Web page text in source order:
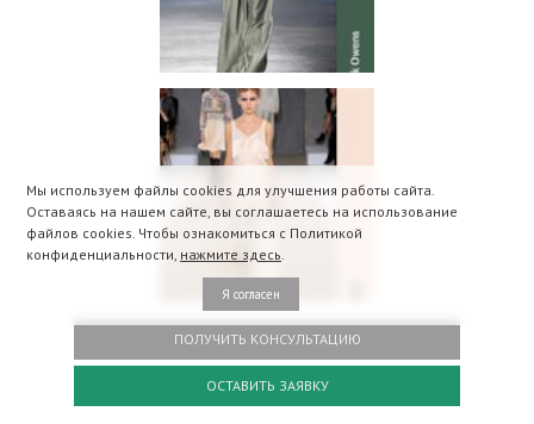
ПОЛУЧИТЬ КОНСУЛЬТАЦИЮ
ОСТАВИТЬ ЗАЯВКУ
Мы используем файлы cookies для улучшения работы сайта.
Оставаясь на нашем сайте, вы соглашаетесь на использование
файлов cookies. Чтобы ознакомиться с Политикой
конфиденциальности, нажмите здесь.
Я согласен